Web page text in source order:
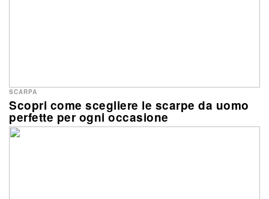
Scopri come scegliere le scarpe da uomo
perfette per ogni occasione
SCARPA